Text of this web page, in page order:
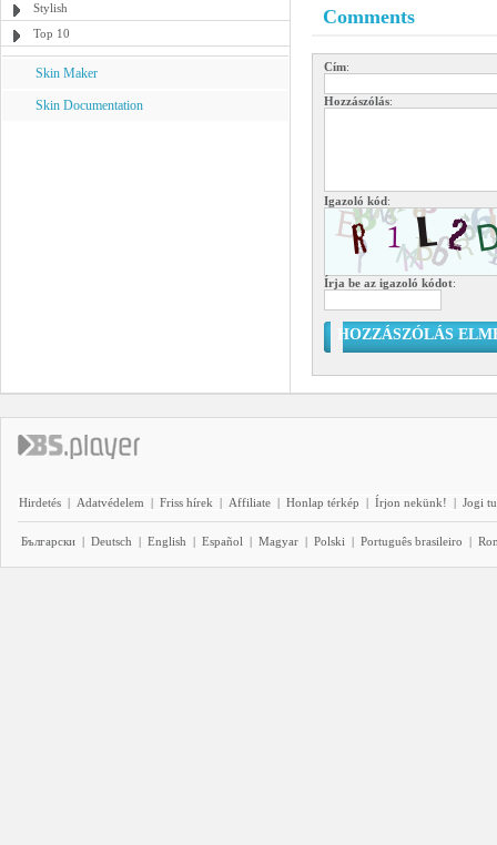
Stylish
Top 10
Skin Maker
Skin Documentation
Comments
Cím:
Hozzászólás:
Igazoló kód:
Írja be az igazoló kódot:
HOZZÁSZÓLÁS
Hirdetés | Adatvédelem | Friss hírek | Affiliate | Honlap térkép | Írjon nekünk! | Jogi
Български | Deutsch | English | Español | Magyar | Polski | Português brasileiro |